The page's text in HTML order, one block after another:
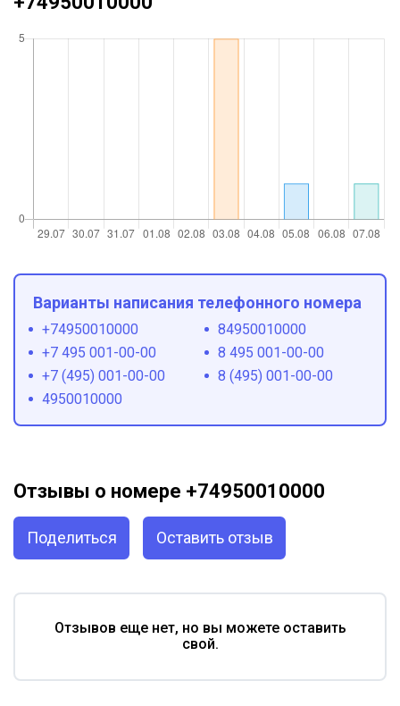
Варианты написания телефонного номера
+74950010000
84950010000
+7 495 001-00-00
8 495 001-00-00
+7 (495) 001-00-00
8 (495) 001-00-00
4950010000
Отзывы о номере +74950010000
Поделиться Оставить отзыв
Отзывов еще нет, но вы можете оставить
свой.